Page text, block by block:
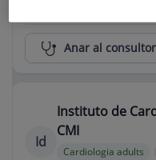
Centro Médico
Anar al
Id
Instituto de
CMI
Cardiologia adults